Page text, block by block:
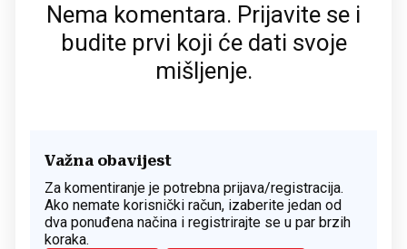
Nema komentara. Prijavite se i
budite prvi koji će dati svoje
mišljenje.
Važna obavijest
Za komentiranje je potrebna prijava/registracija.
Ako nemate korisnički račun, izaberite jedan od
dva ponuđena načina i registrirajte se u par brzih
koraka.